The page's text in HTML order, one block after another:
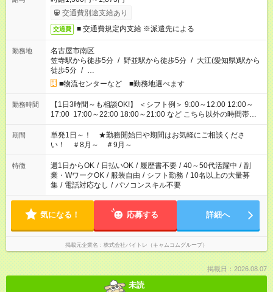
交通費別途支給あり
交通費 ■ 交通費規定内支給 ※派遣先による
勤務地
名古屋市南区
笠寺駅から徒歩5分 / 野並駅から徒歩5分 / 大江(愛知県)駅から
徒歩5分 / …
■物流センターなど ■勤務地選べます
勤務時間
【1日3時間～も相談OK!】 ＜シフト例＞ 9:00～12:00 12:00～
17:00 17:00～22:00 18:00～21:00 など こちら以外の時間帯も
お気軽にご相談ください！
期間
単発1日～！ ★勤務開始日や期間はお気軽にご相談くださ
い！ ＃8月～ ＃9月～
特徴 週1日からOK / 日払いOK / 履歴書不要 / 40～50代活躍中 / 副
業・WワークOK / 服装自由 / シフト勤務 / 10名以上の大量募
集 / 電話対応なし / パソコンスキル不要
気になる！ 応募する 詳細へ
掲載元企業名 株式会社バイトレ（キャムコムグループ）
掲載日：2026.08.07
未読